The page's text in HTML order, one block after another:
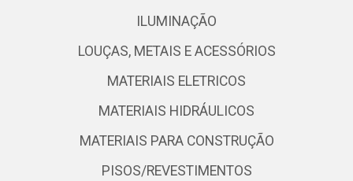
ILUMINAÇÃO
LOUÇAS, METAIS E ACESSÓRIOS
MATERIAIS ELETRICOS
MATERIAIS HIDRÁULICOS
MATERIAIS PARA CONSTRUÇÃO
PISOS/REVESTIMENTOS